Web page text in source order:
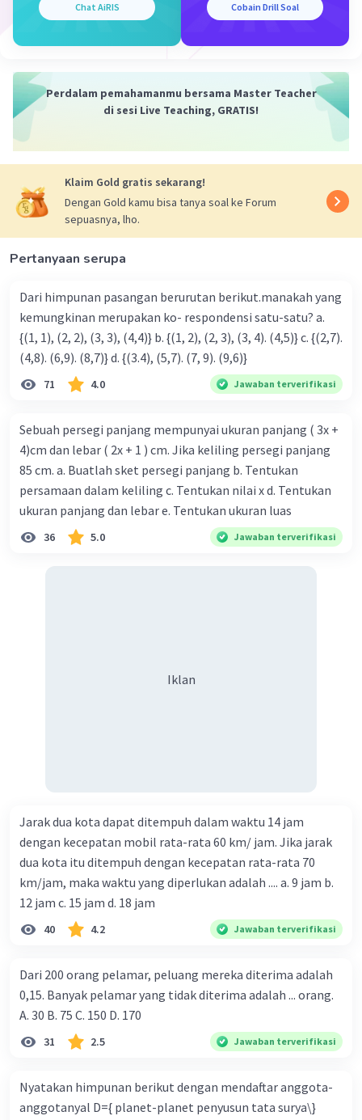
Chat AiRIS Cobain Drill Soal
Perdalam pemahamanmu bersama Master Teacher
di sesi Live Teaching, GRATIS!
Klaim Gold gratis sekarang!
Dengan Gold kamu bisa tanya soal ke Forum
sepuasnya, lho.
Pertanyaan serupa
Dari himpunan pasangan berurutan berikut.manakah yang
kemungkinan merupakan ko- respondensi satu-satu? a.
{(1, 1), (2, 2), (3, 3), (4,4)} b. {(1, 2), (2, 3), (3, 4). (4,5)} c. {(2,7).
(4,8). (6,9). (8,7)} d. {(3.4), (5,7). (7, 9). (9,6)}
71 4.0 Jawaban terverifikasi
Sebuah persegi panjang mempunyai ukuran panjang ( 3x +
4)cm dan lebar ( 2x + 1 ) cm. Jika keliling persegi panjang
85 cm. a. Buatlah sket persegi panjang b. Tentukan
persamaan dalam keliling c. Tentukan nilai x d. Tentukan
ukuran panjang dan lebar e. Tentukan ukuran luas
36 5.0 Jawaban terverifikasi
Iklan
Jarak dua kota dapat ditempuh dalam waktu 14 jam
dengan kecepatan mobil rata-rata 60 km/ jam. Jika jarak
dua kota itu ditempuh dengan kecepatan rata-rata 70
km/jam, maka waktu yang diperlukan adalah .... a. 9 jam b.
12 jam c. 15 jam d. 18 jam
40 4.2 Jawaban terverifikasi
Dari 200 orang pelamar, peluang mereka diterima adalah
0,15. Banyak pelamar yang tidak diterima adalah ... orang.
A. 30 B. 75 C. 150 D. 170
31 2.5 Jawaban terverifikasi
Nyatakan himpunan berikut dengan mendaftar anggota-
anggotanyal D={ planet-planet penyusun tata surya\}